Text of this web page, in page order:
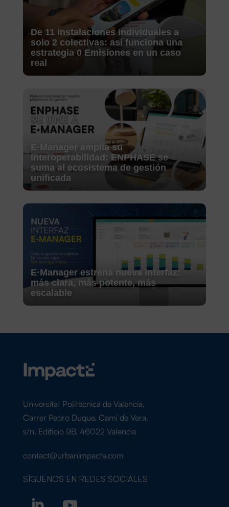
De 11 instalaciones individuales a
solo 2 colectivas: así funciona una
estrategia 0 Emisiones en un caso
real
E·Manager amplía su
interoperabilidad: ENPHASE se
suma al ecosistema de gestión
unificada
E·Manager estrena nueva interfaz:
más clara, más potente, más
escalable
Universitat Politècnica de Valencia,
Carrer Pedro Duque, Camí de Vera,
s/n, Edificio 9B, 46022 Valencia
contact@urbanimpacte.com
SÍGUENOS EN REDES SOCIALES